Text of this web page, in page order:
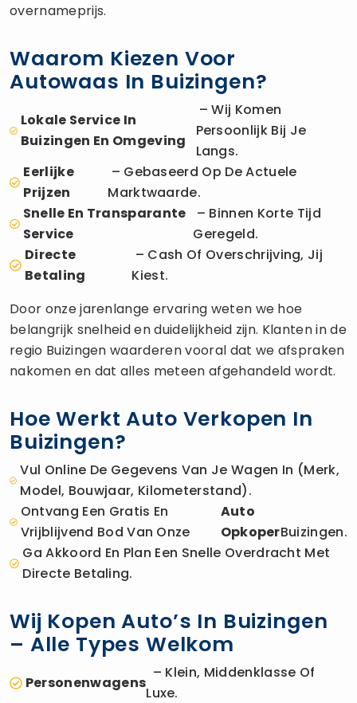
overnameprijs.
Waarom Kiezen Voor
Autowaas In Buizingen?
Lokale Service In
Buizingen En Omgeving
– Wij Komen
Persoonlijk Bij Je
Langs.
Eerlijke
Prijzen
– Gebaseerd Op De Actuele
Marktwaarde.
Snelle En Transparante
Service
– Binnen Korte Tijd
Geregeld.
Directe
Betaling
– Cash Of Overschrijving, Jij
Kiest.
Door onze jarenlange ervaring weten we hoe
belangrijk snelheid en duidelijkheid zijn. Klanten in de
regio Buizingen waarderen vooral dat we afspraken
nakomen en dat alles meteen afgehandeld wordt.
Hoe Werkt Auto Verkopen In
Buizingen?
Vul Online De Gegevens Van Je Wagen In (merk,
Model, Bouwjaar, Kilometerstand).
Ontvang Een Gratis En
Vrijblijvend Bod Van Onze
Auto
OpkoperBuizingen.
Ga Akkoord En Plan Een Snelle Overdracht Met
Directe Betaling.
Wij Kopen Auto’s In Buizingen
– Alle Types Welkom
Personenwagens
– Klein, Middenklasse Of
Luxe.